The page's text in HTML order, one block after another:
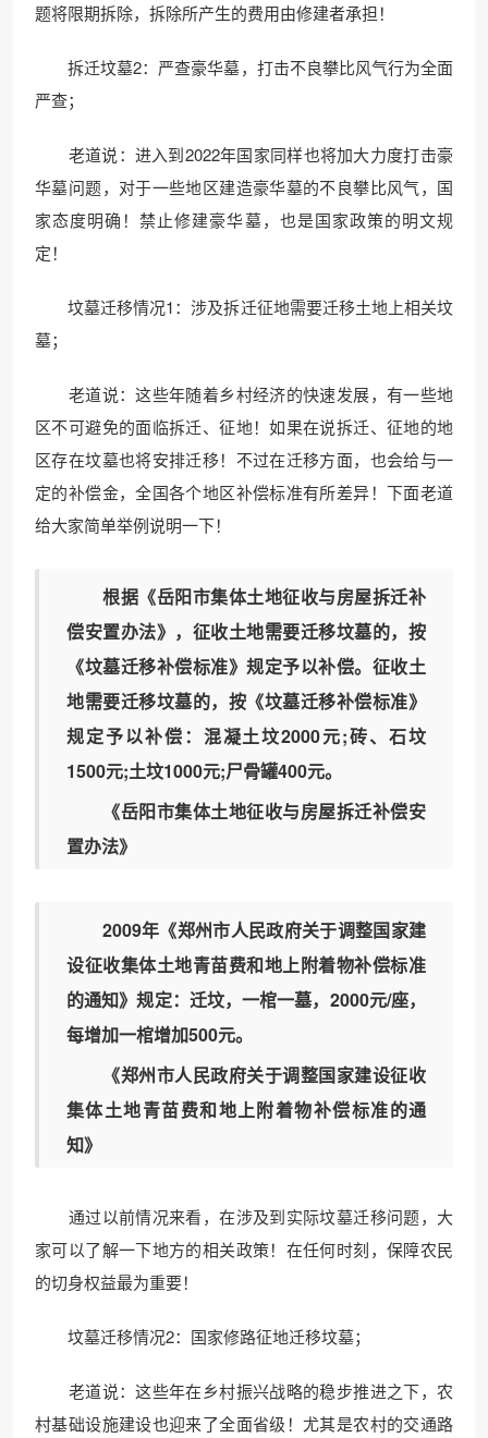
题将限期拆除，拆除所产生的费用由修建者承担！
拆迁坟墓2：严查豪华墓，打击不良攀比风气行为全面
严查；
老道说：进入到2022年国家同样也将加大力度打击豪
华墓问题，对于一些地区建造豪华墓的不良攀比风气，国
家态度明确！禁止修建豪华墓，也是国家政策的明文规
定！
坟墓迁移情况1：涉及拆迁征地需要迁移土地上相关坟
墓；
老道说：这些年随着乡村经济的快速发展，有一些地
区不可避免的面临拆迁、征地！如果在说拆迁、征地的地
区存在坟墓也将安排迁移！不过在迁移方面，也会给与一
定的补偿金，全国各个地区补偿标准有所差异！下面老道
给大家简单举例说明一下！
根据《岳阳市集体土地征收与房屋拆迁补
偿安置办法》，征收土地需要迁移坟墓的，按
《坟墓迁移补偿标准》规定予以补偿。征收土
地需要迁移坟墓的，按《坟墓迁移补偿标准》
规定予以补偿：混凝土坟2000元;砖、石坟
1500元;土坟1000元;尸骨罐400元。
《岳阳市集体土地征收与房屋拆迁补偿安
置办法》
2009年《郑州市人民政府关于调整国家建
设征收集体土地青苗费和地上附着物补偿标准
的通知》规定：迁坟，一棺一墓，2000元/座，
每增加一棺增加500元。
《郑州市人民政府关于调整国家建设征收
集体土地青苗费和地上附着物补偿标准的通
知》
通过以前情况来看，在涉及到实际坟墓迁移问题，大
家可以了解一下地方的相关政策！在任何时刻，保障农民
的切身权益最为重要！
坟墓迁移情况2：国家修路征地迁移坟墓；
老道说：这些年在乡村振兴战略的稳步推进之下，农
村基础设施建设也迎来了全面省级！尤其是农村的交通路